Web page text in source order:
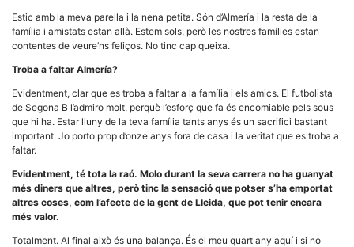
Estic amb la meva parella i la nena petita. Són d’Almería i la resta de la
família i amistats estan allà. Estem sols, però les nostres famílies estan
contentes de veure’ns feliços. No tinc cap queixa.
Troba a faltar Almería?
Evidentment, clar que es troba a faltar a la família i els amics. El futbolista
de Segona B l’admiro molt, perquè l’esforç que fa és encomiable pels sous
que hi ha. Estar lluny de la teva família tants anys és un sacrifici bastant
important. Jo porto prop d’onze anys fora de casa i la veritat que es troba a
faltar.
Evidentment, té tota la raó. Molo durant la seva carrera no ha guanyat
més diners que altres, però tinc la sensació que potser s’ha emportat
altres coses, com l’afecte de la gent de Lleida, que pot tenir encara
més valor.
Totalment. Al final això és una balança. És el meu quart any aquí i si no